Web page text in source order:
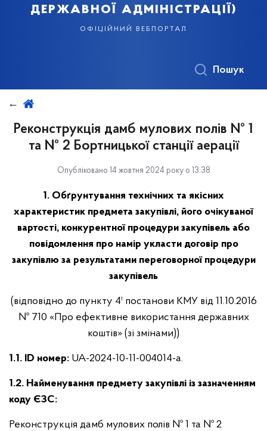
державної адміністрації)
офіційний вебпортал
Пошук
Реконструкція дамб мулових полів № 1
та № 2 Бортницької станції аерації
Опубліковано 14 жовтня 2024 року о 13:38
1. Обґрунтування технічних та якісних
характеристик предмета закупівлі, його очікуваної
вартості, конкурентної процедури закупівель або
повідомлення про намір укласти договір про
закупівлю за результатами переговорної процедури
закупівель
(відповідно до пункту 4¹ постанови КМУ від 11.10.2016
№ 710 «Про ефективне використання державних
коштів» (зі змінами))
1.1. ID номер: UA-2024-10-11-004014-a.
1.2. Найменування предмету закупівлі із зазначенням
коду ЄЗС:
Реконструкція дамб мулових полів № 1 та № 2